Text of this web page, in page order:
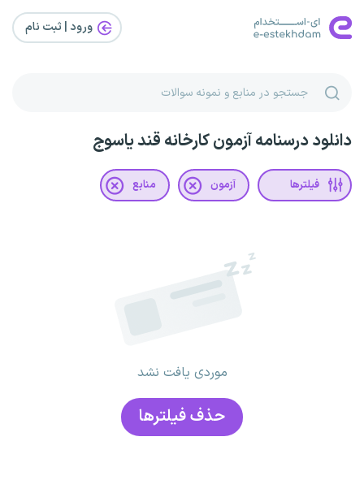
ورود | ثبت‌ نام
دانلود درسنامه آزمون کارخانه قند یاسوج
فیلترها آزمون منابع
موردی یافت نشد
حذف فیلتر‌ها